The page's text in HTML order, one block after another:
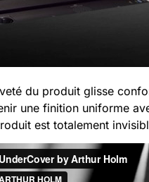
du produit glisse
une finition uniforme
est totalement